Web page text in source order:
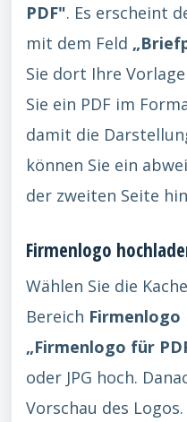
PDF". Es erscheint
mit dem Feld
Sie dort Ihre
Sie ein PDF im
damit die
können Sie ein
der zweiten Seite
Firmenlogo
Wählen Sie die
Bereich Firmenlogo
„Firmenlogo für
oder JPG hoch.
Vorschau des Logos.